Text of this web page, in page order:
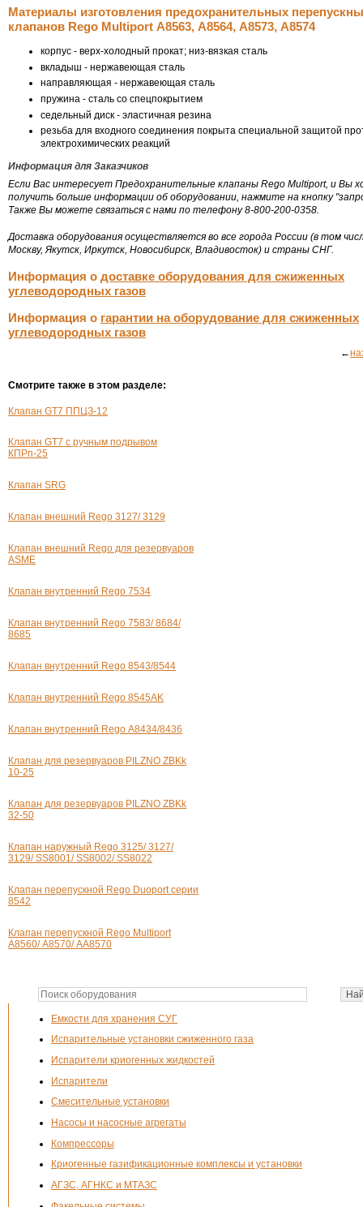
Емкости для хранения СУГ
Испарительные установки сжиженного газа
Испарители криогенных жидкостей
Испарители
Смесительные установки
Насосы и насосные агрегаты
Компрессоры
Криогенные газификационные комплексы и установки
АГЗС, АГНКС и МТАЗС
Материалы изготовления предохранительных
клапанов Rego Multiport А8563, А8564, А8573, А8574
корпус - верх-холодный прокат; низ-вязкая сталь
вкладыш - нержавеющая сталь
направляющая - нержавеющая сталь
пружина - сталь со спецпокрытием
седельный диск - эластичная резина
резьба для входного соединения покрыта специальной защитой
электрохимических реакций
Информация для Заказчиков
Если Вас интересует Предохранительные клапаны Rego Multiport, и Вы
получить больше информации об оборудовании, нажмите на кнопку
Также Вы можете связаться с нами по телефону 8-800-200-0358.
Доставка оборудования осуществляется во все города России (в том
Москву, Якутск, Иркутск, Новосибирск, Владивосток) и страны СНГ.
Информация о доставке оборудования для сжиженных
углеводородных газов
Информация о гарантии на оборудование для сжиженных
углеводородных газов
←
Смотрите также в этом разделе:
Клапан GT7 ППЦЗ-12
Клапан GT7 с ручным подрывом
КПРп-25
Клапан SRG
Клапан внешний Rego 3127/ 3129
Клапан внешний Rego для резервуаров
ASME
Клапан внутренний Rego 7534
Клапан внутренний Rego 7583/ 8684/
8685
Клапан внутренний Rego 8543/8544
Клапан внутренний Rego 8545AK
Клапан внутренний Rego А8434/8436
Клапан для резервуаров PILZNO ZBKk
10-25
Клапан для резервуаров PILZNO ZBKk
32-50
Клапан наружный Rego 3125/ 3127/
3129/ SS8001/ SS8002/ SS8022
Клапан перепускной Rego Duoport серии
8542
Клапан перепускной Rego Multiport
А8560/ А8570/ АА8570